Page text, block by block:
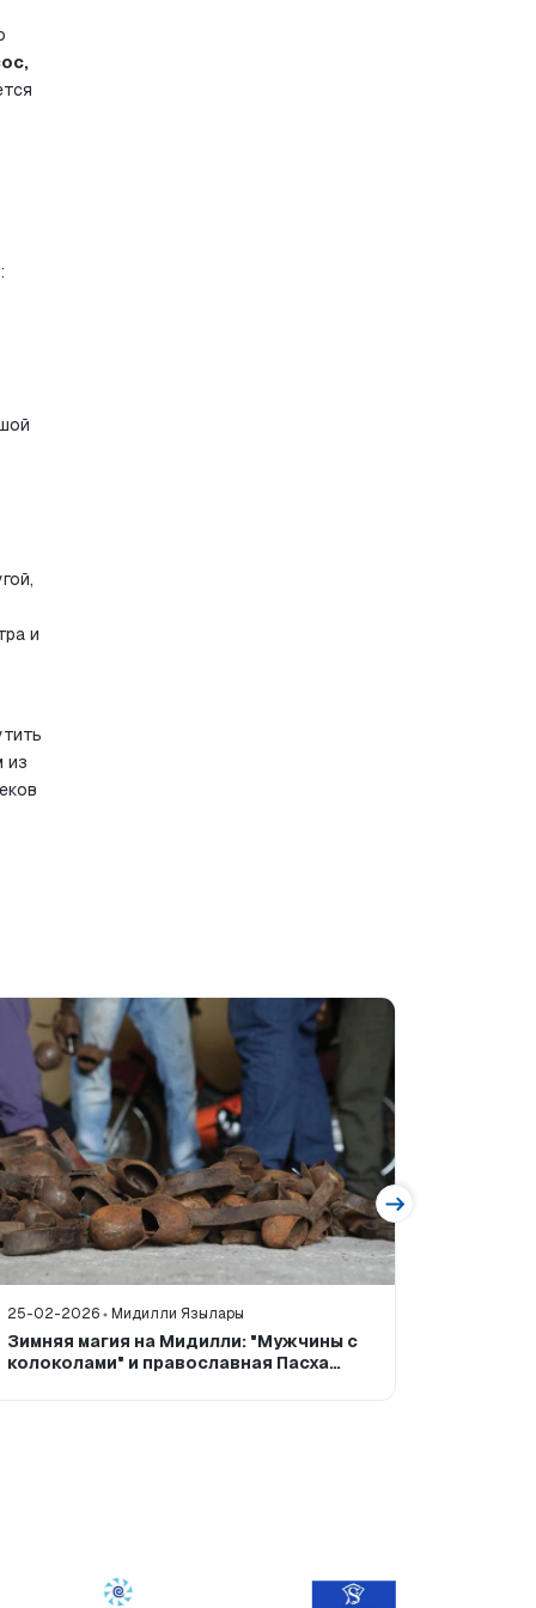
и
из
25-02-2026 Мидилли Язылары
Зимняя магия на Мидилли: "Мужчины с
колоколами" и православная Пасха